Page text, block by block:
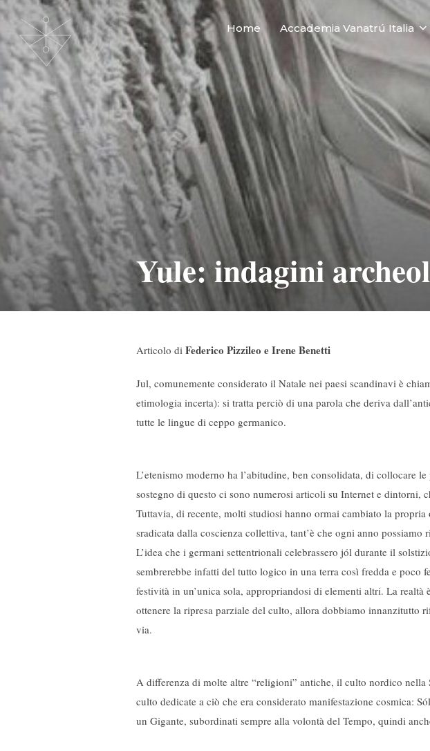
Home Accademia Vanatrú Italia
Yule: indagini
Articolo di Federico Pizzileo e Irene Benetti
Jul, comunemente considerato il Natale nei paesi scandinavi è
etimologia incerta): si tratta perciò di una parola che deriva
tutte le lingue di ceppo germanico.
L’etenismo moderno ha l’abitudine, ben consolidata, di collocare
sostegno di questo ci sono numerosi articoli su Internet e
Tuttavia, di recente, molti studiosi hanno ormai cambiato la
sradicata dalla coscienza collettiva, tant’è che ogni anno possiamo
L’idea che i germani settentrionali celebrassero jól durante il
sembrerebbe infatti del tutto logico in una terra così fredda e poco
festività in un’unica sola, appropriandosi di elementi altri. La
ottenere la ripresa parziale del culto, allora dobbiamo
via.
A differenza di molte altre “religioni” antiche, il culto nordico nella
culto dedicate a ciò che era considerato manifestazione cosmica:
un Gigante, subordinati sempre alla volontà del Tempo, quindi